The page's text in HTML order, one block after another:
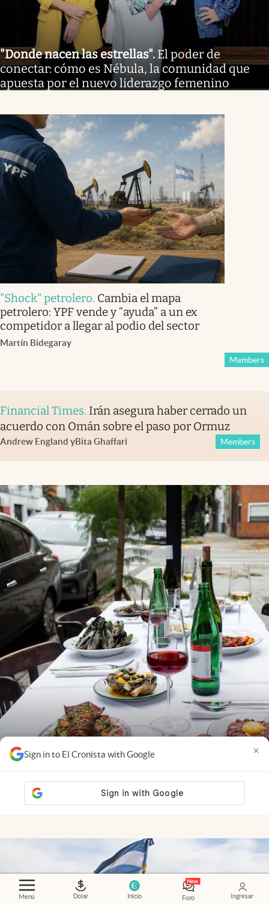
Menú Dolar Inicio Foro Ingresar
Sign in to El Cronista with Google ×
"Donde nacen las estrellas". El poder de
conectar: cómo es Nébula, la comunidad que
apuesta por el nuevo liderazgo femenino
"Shock" petrolero. Cambia el mapa
petrolero: YPF vende y “ayuda” a un ex
competidor a llegar al podio del sector
Martín Bidegaray
Members
Financial Times. Irán asegura haber cerrado un
acuerdo con Omán sobre el paso por Ormuz
Andrew England yBita Ghaffari Members
Experiencias
esquina de barrio
Florencia Pulla